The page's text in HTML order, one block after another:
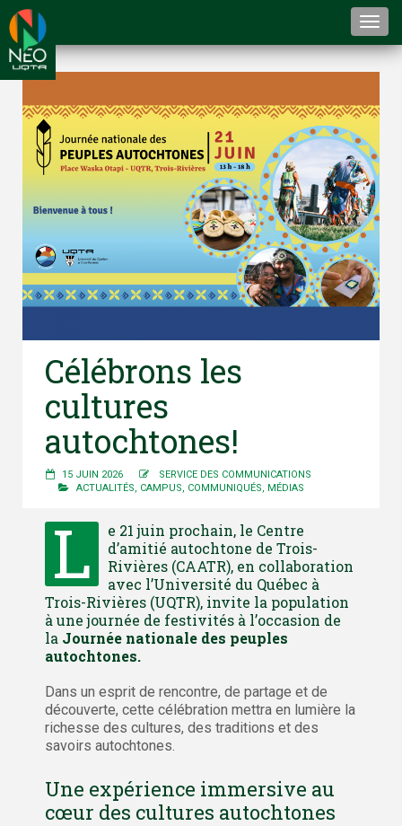
Célébrons les
cultures
autochtones!
15 JUIN 2026
SERVICE DES COMMUNICATIONS
ACTUALITÉS
CAMPUS COMMUNIQUÉS MÉDIAS
L
e 21 juin prochain, le Centre
d’amitié autochtone de Trois-
Rivières (CAATR), en collaboration
avec l’Université du Québec à
Trois-Rivières (UQTR), invite la population
à une journée de festivités à l’occasion de
la Journée nationale des peuples
autochtones.
Dans un esprit de rencontre, de partage et de
découverte, cette célébration mettra en lumière la
richesse des cultures, des traditions et des
savoirs autochtones.
Une expérience immersive au
cœur des cultures autochtones